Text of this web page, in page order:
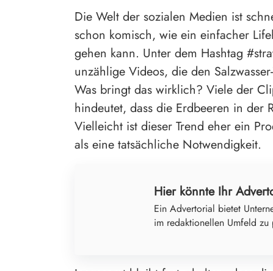
Die Welt der sozialen Medien ist
schon komisch, wie ein einfacher
gehen kann. Unter dem Hashtag
unzählige Videos, die den
Was bringt das wirklich? Viele der
hindeutet, dass die Erdbeeren in der
Vielleicht ist dieser Trend eher ein
als eine tatsächliche Notwendigkeit.
Hier könnte Ihr
Ein Advertorial bietet
im redaktionellen Umfeld zu